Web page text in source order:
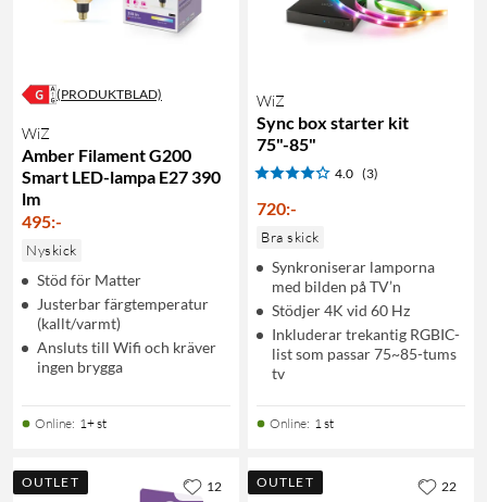
(PRODUKTBLAD)
WiZ
Amber Filament G200
Smart LED-lampa E27 390
lm
495:-
Nyskick
Stöd för Matter
Justerbar färgtemperatur
(kallt/varmt)
Ansluts till Wifi och kräver
ingen brygga
Online: 1+ st
WiZ
Sync box starter kit
75"-85"
4.0 (3)
720:-
Bra skick
Synkroniserar lamporna
med bilden på TV’n
Stödjer 4K vid 60 Hz
Inkluderar trekantig RGBIC-
list som passar 75~85-tums
tv
Online: 1 st
OUTLET 12 OUTLET 22